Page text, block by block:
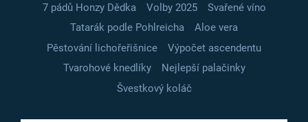
7 pádů Honzy Dědka
Volby 2025
Svařené víno
Tatarák podle Pohlreicha
Aloe vera
Pěstování lichořeřišnice
Výpočet ascendentu
Tvarohové knedlíky
Nejlepší palačinky
Švestkový koláč